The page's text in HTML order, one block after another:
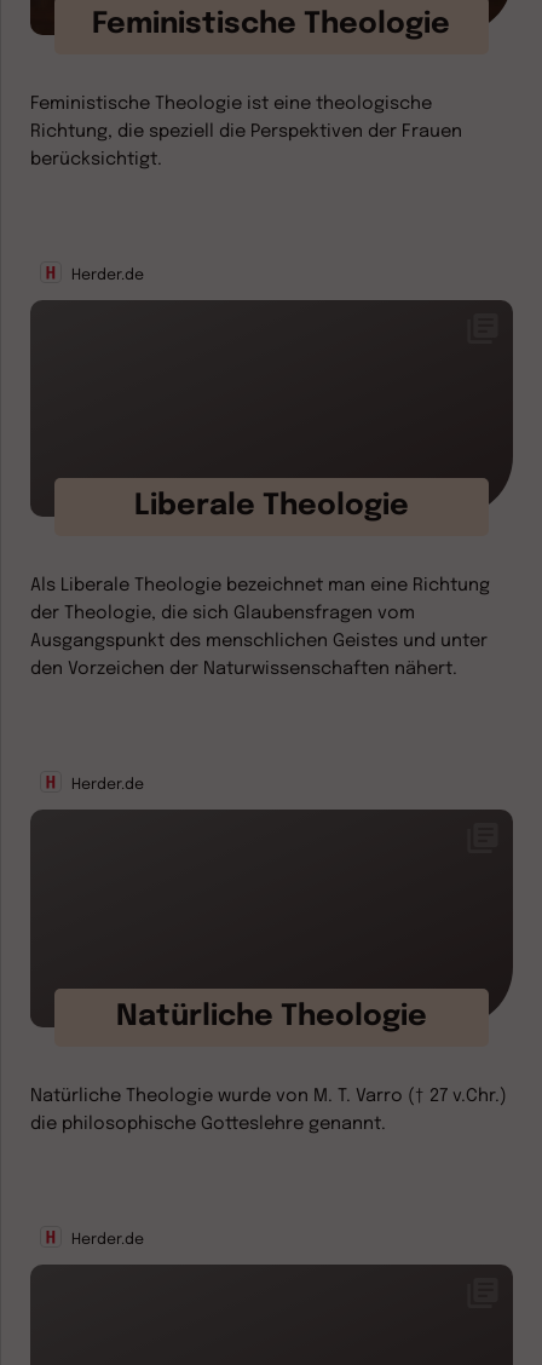
Feministische Theologie
Feministische Theologie ist eine theologische
Richtung, die speziell die Perspektiven der Frauen
berücksichtigt.
Herder.de
Liberale Theologie
Als Liberale Theologie bezeichnet man eine Richtung
der Theologie, die sich Glaubensfragen vom
Ausgangspunkt des menschlichen Geistes und unter
den Vorzeichen der Naturwissenschaften nähert.
Herder.de
Natürliche Theologie
Natürliche Theologie wurde von M. T. Varro († 27 v.Chr.)
die philosophische Gotteslehre genannt.
Herder.de